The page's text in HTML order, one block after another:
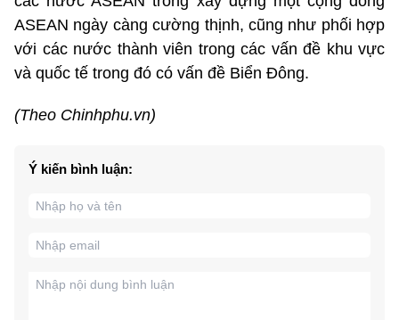
ASEAN ngày càng cường thịnh, cũng như phối hợp
với các nước thành viên trong các vấn đề khu vực
và quốc tế trong đó có vấn đề Biển Đông.
(Theo Chinhphu.vn)
Ý kiến bình luận: